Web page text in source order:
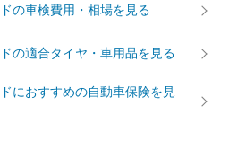
の車検費用・相場を見る
の適合タイヤ・車用品を見る
におすすめの自動車保険を見